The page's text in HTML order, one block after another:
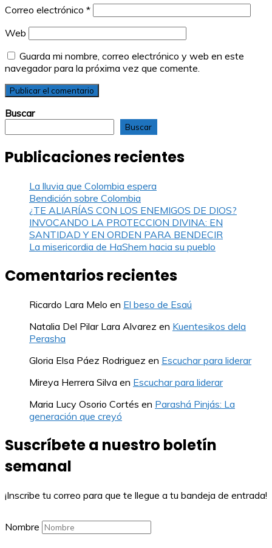
Correo electrónico *
Web
Guarda mi nombre, correo electrónico y web en este
navegador para la próxima vez que comente.
Buscar
Buscar
Publicaciones recientes
La lluvia que Colombia espera
Bendición sobre Colombia
¿TE ALIARÍAS CON LOS ENEMIGOS DE DIOS?
INVOCANDO LA PROTECCION DIVINA: EN
SANTIDAD Y EN ORDEN PARA BENDECIR
La misericordia de HaShem hacia su pueblo
Comentarios recientes
Ricardo Lara Melo en El beso de Esaú
Natalia Del Pilar Lara Alvarez en Kuentesikos dela
Perasha
Gloria Elsa Páez Rodriguez en Escuchar para liderar
Mireya Herrera Silva en Escuchar para liderar
Maria Lucy Osorio Cortés en Parashá Pinjás: La
generación que creyó
Suscríbete a nuestro boletín
semanal
¡Inscribe tu correo para que te llegue a tu bandeja de entrada!
Nombre